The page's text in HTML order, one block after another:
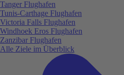
Tanger Flughafen
Tunis-Carthage Flughafen
Victoria Falls Flughafen
Windhoek Eros Flughafen
Zanzibar Flughafen
Alle Ziele im Überblick